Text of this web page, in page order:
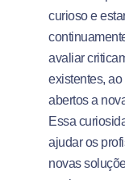
curioso e
avaliar
existentes,
abertos a
Essa
ajudar os
novas